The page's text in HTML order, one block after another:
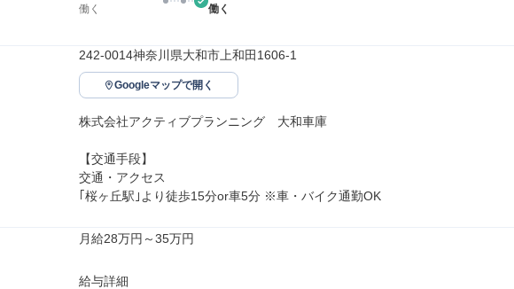
働く
働く
242-0014神奈川県大和市上和田1606-1
Googleマップで開く
株式会社アクティブプランニング　大和車庫
【交通手段】
交通・アクセス
｢桜ヶ丘駅｣より徒歩15分or車5分 ※車・バイク通勤OK
月給28万円～35万円
給与詳細